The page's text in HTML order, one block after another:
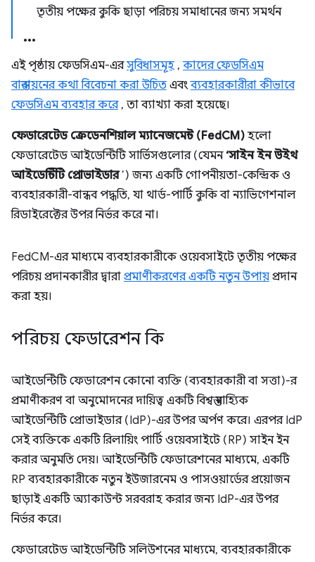
তৃতীয় পক্ষের কুকি ছাড়া পরিচয় সমাধানের জন্য সমর্থন
এই পৃষ্ঠায় ফেডসিএম-এরসুবিধাসমূহ , কাদের ফেডসিএম
বাস্তবায়নের কথা বিবেচনা করা উচিত এবংব্যবহারকারীরা কীভাবে
ফেডসিএম ব্যবহার করে, তা ব্যাখ্যা করা হয়েছে।
ফেডারেটেড ক্রেডেনশিয়াল ম্যানেজমেন্ট (FedCM) হলো
ফেডারেটেড আইডেন্টিটি সার্ভিসগুলোর (যেমন ‘সাইন ইন উইথ
আইডেন্টিটি প্রোভাইডার’) জন্য একটি গোপনীয়তা-কেন্দ্রিক ও
ব্যবহারকারী-বান্ধব পদ্ধতি, যা থার্ড-পার্টি কুকি বা ন্যাভিগেশনাল
রিডাইরেক্টের উপর নির্ভর করে না।
FedCM-এর মাধ্যমে ব্যবহারকারীকে ওয়েবসাইটে তৃতীয় পক্ষের
পরিচয় প্রদানকারীর দ্বারা প্রমাণীকরণের একটি নতুন উপায় প্রদান
করা হয়।
পরিচয় ফেডারেশন কি
আইডেন্টিটি ফেডারেশন কোনো ব্যক্তি (ব্যবহারকারী বা সত্তা)-র
প্রমাণীকরণ বা অনুমোদনের দায়িত্ব একটি বিশ্বস্ত বাহ্যিক
আইডেন্টিটি প্রোভাইডার (IdP)-এর উপর অর্পণ করে। এরপর IdP
সেই ব্যক্তিকে একটি রিলায়িং পার্টি ওয়েবসাইটে (RP) সাইন ইন
করার অনুমতি দেয়। আইডেন্টিটি ফেডারেশনের মাধ্যমে, একটি
RP ব্যবহারকারীকে নতুন ইউজারনেম ও পাসওয়ার্ডের প্রয়োজন
ছাড়াই একটি অ্যাকাউন্ট সরবরাহ করার জন্য IdP-এর উপর
নির্ভর করে।
ফেডারেটেড আইডেন্টিটি সলিউশনের মাধ্যমে, ব্যবহারকারীকে